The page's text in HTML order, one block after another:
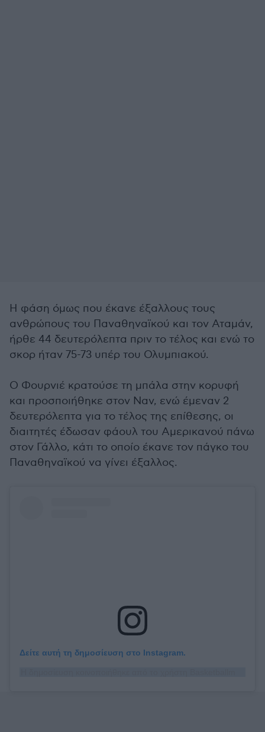
Η φάση όμως που έκανε έξαλλους τους
ανθρώπους του Παναθηναϊκού και τον Αταμάν,
ήρθε 44 δευτερόλεπτα πριν το τέλος και ενώ το
σκορ ήταν 75-73 υπέρ του Ολυμπιακού.
Ο Φουρνιέ κρατούσε τη μπάλα στην κορυφή
και προσποιήθηκε στον Ναν, ενώ έμεναν 2
δευτερόλεπτα για το τέλος της επίθεσης, οι
διαιτητές έδωσαν φάουλ του Αμερικανού πάνω
στον Γάλλο, κάτι το οποίο έκανε τον πάγκο του
Παναθηναϊκού να γίνει έξαλλος.
Δείτε αυτή τη δημοσίευση στο Instagram.